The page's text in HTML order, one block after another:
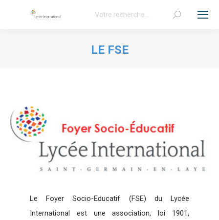
Recherche
LE FSE
Le Foyer Socio-Educatif (FSE) du Lycée
International est une association, loi 1901,